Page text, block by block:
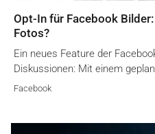
Opt-In für Facebook
Fotos?
Ein neues Feature der
Diskussionen: Mit einem
Facebook